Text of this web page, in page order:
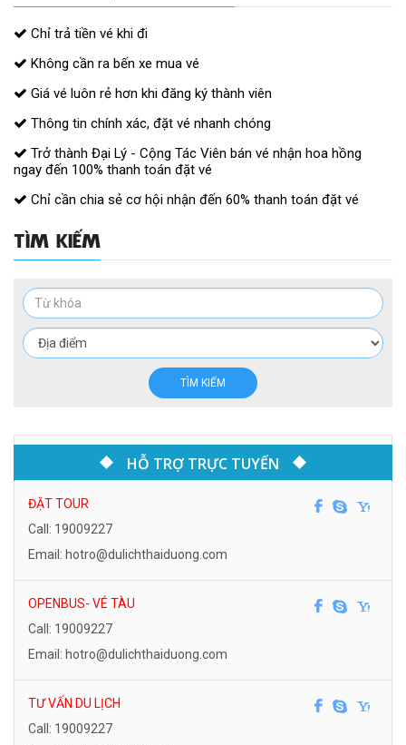
Chỉ trả tiền vé khi đi
Không cần ra bến xe mua vé
Giá vé luôn rẻ hơn khi đăng ký thành viên
Thông tin chính xác, đặt vé nhanh chóng
Trở thành Đại Lý - Cộng Tác Viên bán vé nhận hoa hồng
ngay đến 100% thanh toán đặt vé
Chỉ cần chia sẻ cơ hội nhận đến 60% thanh toán đặt vé
TÌM KIẾM
TÌM KIẾM
HỖ TRỢ TRỰC TUYẾN
ĐẶT TOUR
Call: 19009227
Email: hotro@dulichthaiduong.com
OPENBUS- VÉ TÀU
Call: 19009227
Email: hotro@dulichthaiduong.com
TƯ VẤN DU LỊCH
Call: 19009227